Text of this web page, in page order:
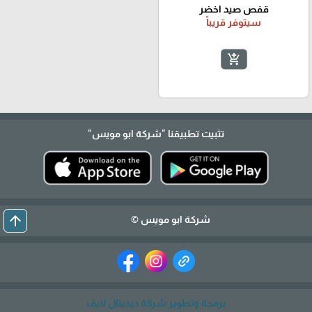
قفص صيد اخضر
سيتوفر قريباً
add_shopping_cart
تثبيت تطبيقنا "شركة ابو مويس"
شركة ابو مويس © arrow_upward
برمجة وتطوير شركة ديجيتال لايف